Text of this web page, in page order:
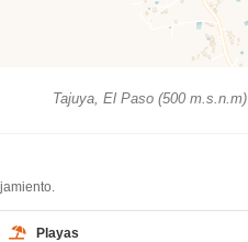
Tajuya, El Paso (500 m.s.n.m)
Playas